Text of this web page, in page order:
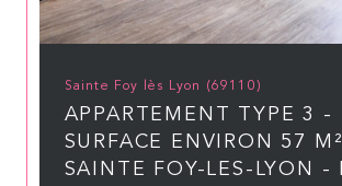
Sainte Foy lès Lyon (69110)
APPARTEMENT TYPE 3 -
SURFACE ENVIRON 57
SAINTE FOY-LES-LYON -